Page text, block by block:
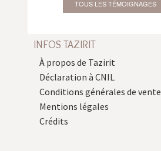
TOUS LES TÉMOIGNAGES
INFOS TAZIRIT
À propos de Tazirit
Déclaration à CNIL
Conditions générales de vente
Mentions légales
Crédits